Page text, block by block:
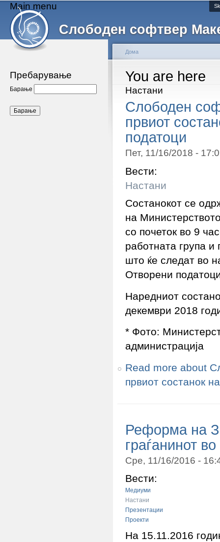
Слободен софтвер
Main menu
Пребарување
Барање
You are here
Дома
Настани
Слободен
првиот
податоци
Пет, 11/16/2018 -
Вести:
Настани
Состанокот се
на
со почеток во 9
работната група и
што ќе следат во
Отворени
Наредниот
декември 2018
* Фото:
администрација
Read more about
првиот состанок
Реформа на
граѓанинот
Сре, 11/16/2016 -
Вести:
Медиуми
Настани
Презентации
Проекти
На 15.11.2016